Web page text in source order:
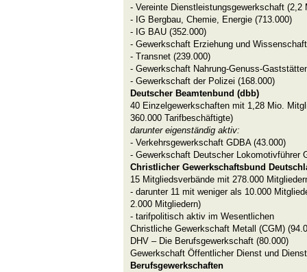
- Vereinte Dienstleistungsgewerkschaft (2,2
- IG Bergbau, Chemie, Energie (713.000)
- IG BAU (352.000)
- Gewerkschaft Erziehung und
- Transnet (239.000)
- Gewerkschaft Nahrung-Genuss-
- Gewerkschaft der Polizei (168.000)
Deutscher Beamtenbund (dbb)
40 Einzelgewerkschaften mit 1,28 Mio.
360.000 Tarifbeschäftigte)
darunter eigenständig aktiv:
- Verkehrsgewerkschaft GDBA (43.000)
- Gewerkschaft Deutscher Lokomotivführer
Christlicher Gewerkschaftsbund
15 Mitgliedsverbände mit 278.000
- darunter 11 mit weniger als 10.000
2.000 Mitgliedern)
- tarifpolitisch aktiv im Wesentlichen
Christliche Gewerkschaft Metall (CGM)
DHV – Die Berufsgewerkschaft (80.000)
Gewerkschaft Öffentlicher Dienst und
Berufsgewerkschaften